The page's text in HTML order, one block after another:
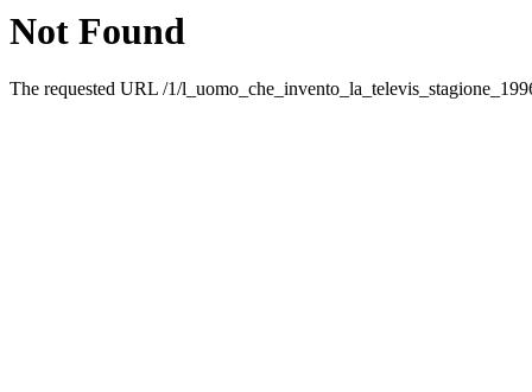
Not Found
The requested URL /1/